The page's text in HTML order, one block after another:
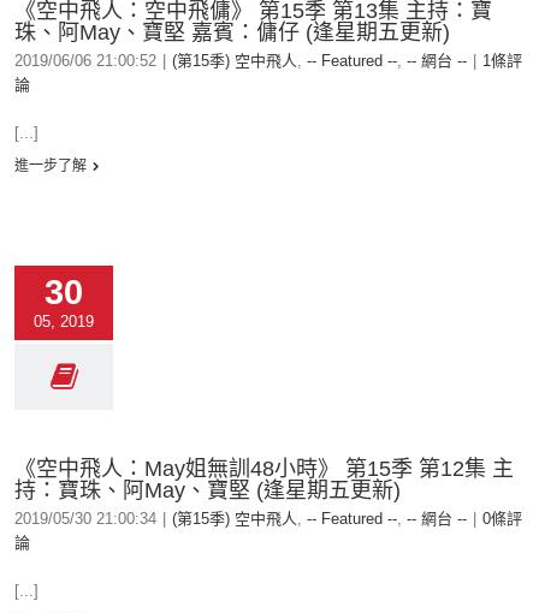
《空中飛人：空中飛傭》 第15季 第13集 主持：寶
珠、阿May、寶堅 嘉賓：傭仔 (逢星期五更新)
2019/06/06 21:00:52 (第15季) 空中飛人, -- Featured --, -- 網台 --
1條評
論
[...]
進一步了解
30
05, 2019
《空中飛人：May姐無訓48小時》 第15季 第12集 主
持：寶珠、阿May、寶堅 (逢星期五更新)
2019/05/30 21:00:34 (第15季) 空中飛人, -- Featured --, -- 網台 --
0條評
論
[...]